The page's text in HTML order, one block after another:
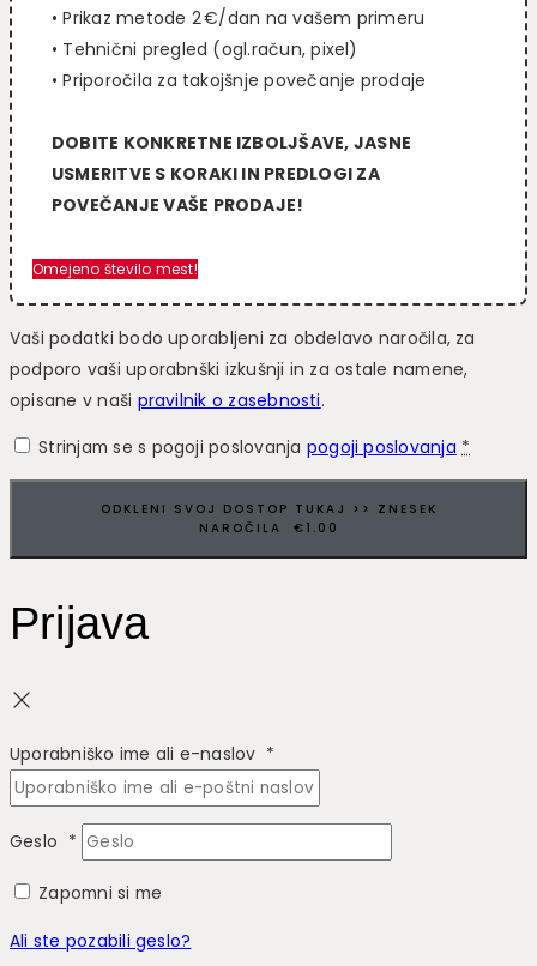
• Prikaz metode 2 €/dan na vašem primeru
• Tehnični pregled (ogl.račun, pixel)
• Priporočila za takojšnje povečanje prodaje
DOBITE KONKRETNE IZBOLJŠAVE, JASNE
USMERITVE S KORAKI IN PREDLOGI ZA
POVEČANJE VAŠE PRODAJE!
Omejeno število mest!
Vaši podatki bodo uporabljeni za obdelavo naročila, za
podporo vaši uporabnški izkušnji in za ostale namene,
opisane v naši pravilnik o zasebnosti.
Strinjam se s pogoji poslovanja pogoji poslovanja *
ODKLENI SVOJ DOSTOP TUKAJ >> ZNESEK
NAROČILA €1.00
Prijava
Uporabniško ime ali e-naslov *
Geslo *
Zapomni si me
Ali ste pozabili geslo?